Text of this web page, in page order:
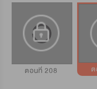
ตอนที่ 208